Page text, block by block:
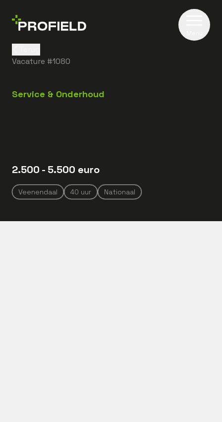
Service & Onderhoud
2.500 - 5.500 euro
Veenendaal 40 uur Nationaal
Vacature #1080